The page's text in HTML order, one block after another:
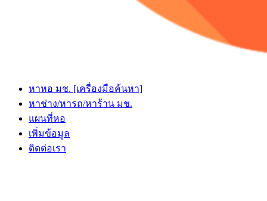
หาหอ มช. [เครื่องมือค้นหา]
หาช่าง/หารถ/หาร้าน มช.
แผนที่หอ
เพิ่มข้อมูล
ติดต่อเรา